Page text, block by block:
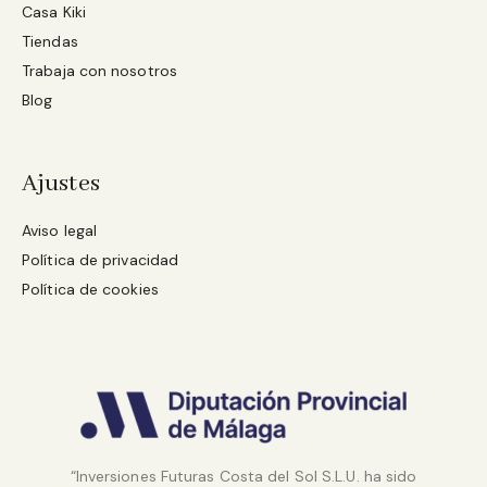
Casa Kiki
Tiendas
Trabaja con nosotros
Blog
Ajustes
Aviso legal
Política de privacidad
Política de cookies
“Inversiones Futuras Costa del Sol S.L.U. ha sido